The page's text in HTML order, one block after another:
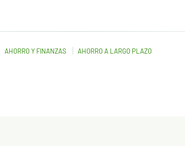
AHORRO Y FINANZAS AHORRO A LARGO PLAZO